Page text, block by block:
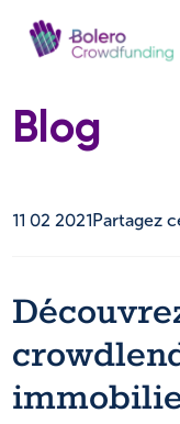
Blog
11 02 2021Partagez